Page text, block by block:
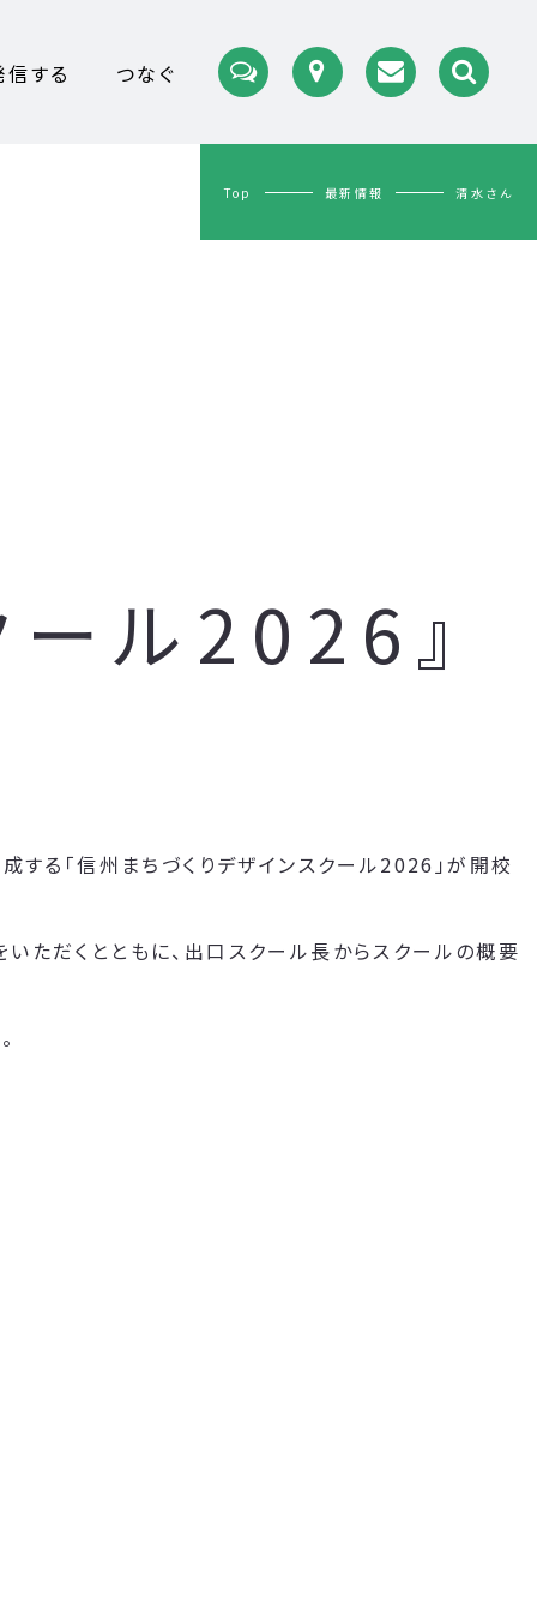
信する つなぐ
Top 最新情報 清水さん
ール2026』
する「信州まちづくりデザインスクール2026」が開校
ただくとともに、出口スクール長からスクールの概要